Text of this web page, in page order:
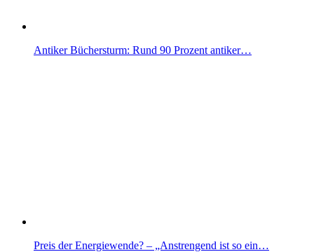
Antiker Büchersturm: Rund 90 Prozent antiker…
Preis der Energiewende? – „Anstrengend ist so ein…